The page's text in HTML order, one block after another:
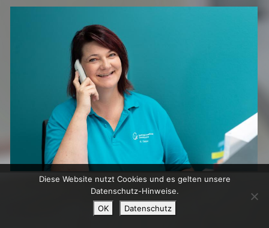
Diese Website nutzt Cookies und es gelten unsere
Datenschutz-Hinweise.
OK
Datenschutz